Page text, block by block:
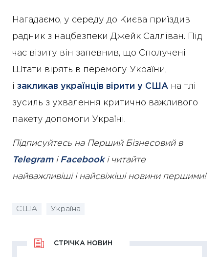
Нагадаємо, у середу до Києва приїздив
радник з нацбезпеки Джейк Салліван. Під
час візиту він запевнив, що Сполучені
Штати вірять в перемогу України,
і закликав українців вірити у США на тлі
зусиль з ухвалення критично важливого
пакету допомоги Україні.
Підписуйтесь на Перший Бізнесовий в
Telegramі Facebookі читайте
найважливіші і найсвіжіші новини першими!
США Україна
СТРІЧКА НОВИН